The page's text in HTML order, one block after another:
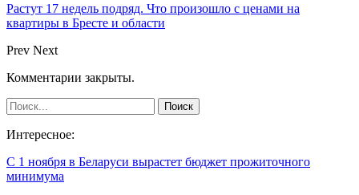
Растут 17 недель подряд. Что произошло с ценами на
квартиры в Бресте и области
Prev Next
Комментарии закрыты.
Интересное:
С 1 ноября в Беларуси вырастет бюджет прожиточного
минимума